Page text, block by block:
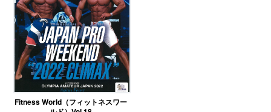
Fitness World（フィットネスワー